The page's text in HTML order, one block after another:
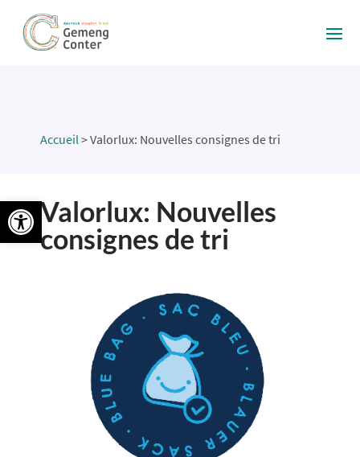
Accueil>Valorlux: Nouvelles consignes de tri
Valorlux: Nouvelles
consignes de tri
Ouvrir la barre d’outils